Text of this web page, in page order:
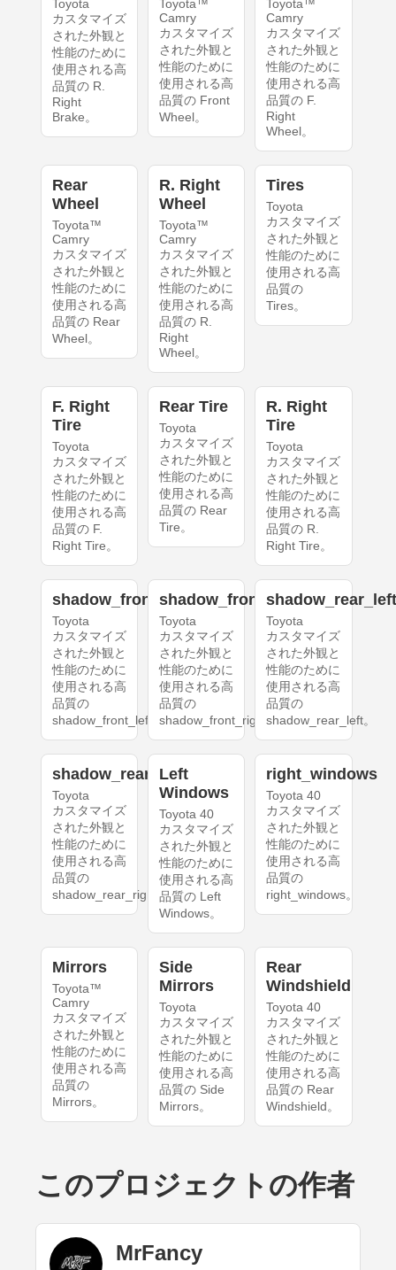
Toyota
カスタマイズ
された外観と
性能のために
使用される高
品質の R.
Right
Brake。
Toyota™
Camry
カスタマイズ
された外観と
性能のために
使用される高
品質の Front
Wheel。
Toyota™
Camry
カスタマイズ
された外観と
性能のために
使用される高
品質の F.
Right
Wheel。
Rear
Wheel
Toyota™
Camry
カスタマイズ
された外観と
性能のために
使用される高
品質の Rear
Wheel。
R. Right
Wheel
Toyota™
Camry
カスタマイズ
された外観と
性能のために
使用される高
品質の R.
Right
Wheel。
Tires
Toyota
カスタマイズ
された外観と
性能のために
使用される高
品質の
Tires。
F. Right
Tire
Toyota
カスタマイズ
された外観と
性能のために
使用される高
品質の F.
Right Tire。
Rear Tire
Toyota
カスタマイズ
された外観と
性能のために
使用される高
品質の Rear
Tire。
R. Right
Tire
Toyota
カスタマイズ
された外観と
性能のために
使用される高
品質の R.
Right Tire。
shadow_front_left
Toyota
カスタマイズ
された外観と
性能のために
使用される高
品質の
shadow_front_left。
shadow_front_right
Toyota
カスタマイズ
された外観と
性能のために
使用される高
品質の
shadow_front_right。
Toyota
カスタマイズ
された外観と
性能のために
使用される高
品質の
shadow_rear_left。
shadow_rear_right
Toyota
カスタマイズ
された外観と
性能のために
使用される高
品質の
shadow_rear_right。
Left
Windows
Toyota 40
カスタマイズ
された外観と
性能のために
使用される高
品質の Left
Windows。
right_windows
Toyota 40
カスタマイズ
された外観と
性能のために
使用される高
品質の
right_windows。
Mirrors
Toyota™
Camry
カスタマイズ
された外観と
性能のために
使用される高
品質の
Mirrors。
Side
Mirrors
Toyota
カスタマイズ
された外観と
性能のために
使用される高
品質の Side
Mirrors。
Rear
Windshield
Toyota 40
カスタマイズ
された外観と
性能のために
使用される高
品質の Rear
Windshield。
このプロジェクトの作者
MrFancy